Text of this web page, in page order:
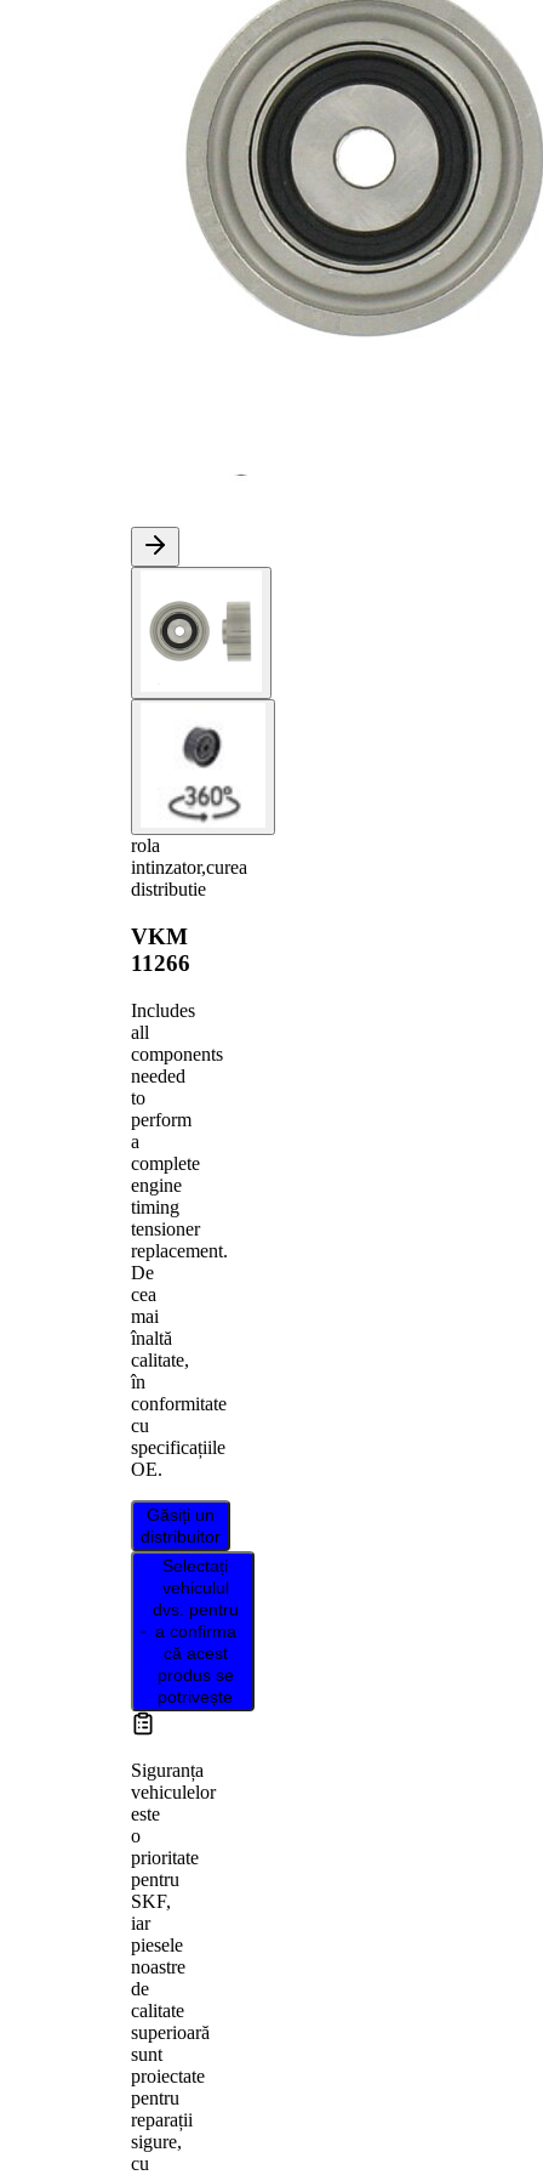
rola
intinzator,curea
distributie
VKM
11266
Includes
all
components
needed
to
perform
a
complete
engine
timing
tensioner
replacement.
De
cea
mai
înaltă
calitate,
în
conformitate
cu
specificațiile
OE.
Găsiți un
distribuitor
Selectați
vehiculul
dvs. pentru
a confirma
că acest
produs se
potrivește
Siguranța
vehiculelor
este
o
prioritate
pentru
SKF,
iar
piesele
noastre
de
calitate
superioară
sunt
proiectate
pentru
reparații
sigure,
cu
intinzatoare
manual